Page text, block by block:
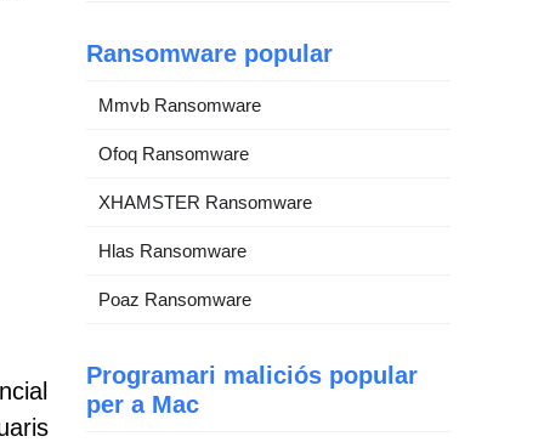
Ransomware popular
Mmvb Ransomware
Ofoq Ransomware
XHAMSTER Ransomware
Hlas Ransomware
Poaz Ransomware
Programari maliciós popular
per a Mac